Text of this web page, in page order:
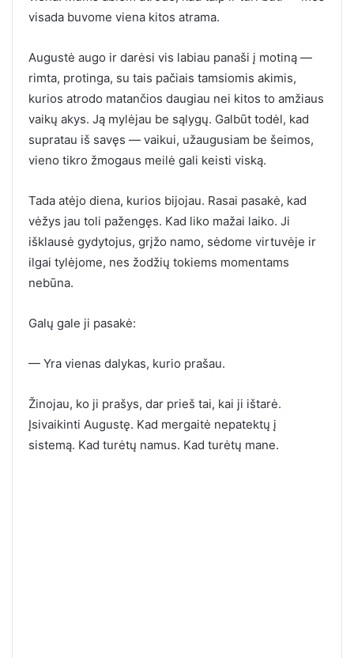
visada buvome viena kitos atrama.
Augustė augo ir darėsi vis labiau panaši į motiną —
rimta, protinga, su tais pačiais tamsiomis akimis,
kurios atrodo matančios daugiau nei kitos to amžiaus
vaikų akys. Ją mylėjau be sąlygų. Galbūt todėl, kad
supratau iš savęs — vaikui, užaugusiam be šeimos,
vieno tikro žmogaus meilė gali keisti viską.
Tada atėjo diena, kurios bijojau. Rasai pasakė, kad
vėžys jau toli pažengęs. Kad liko mažai laiko. Ji
išklausė gydytojus, grįžo namo, sėdome virtuvėje ir
ilgai tylėjome, nes žodžių tokiems momentams
nebūna.
Galų gale ji pasakė:
— Yra vienas dalykas, kurio prašau.
Žinojau, ko ji prašys, dar prieš tai, kai ji ištarė.
Įsivaikinti Augustę. Kad mergaitė nepatektų į
sistemą. Kad turėtų namus. Kad turėtų mane.